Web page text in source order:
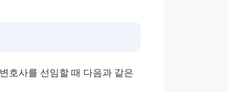
호사를 선임할 때 다음과 같은